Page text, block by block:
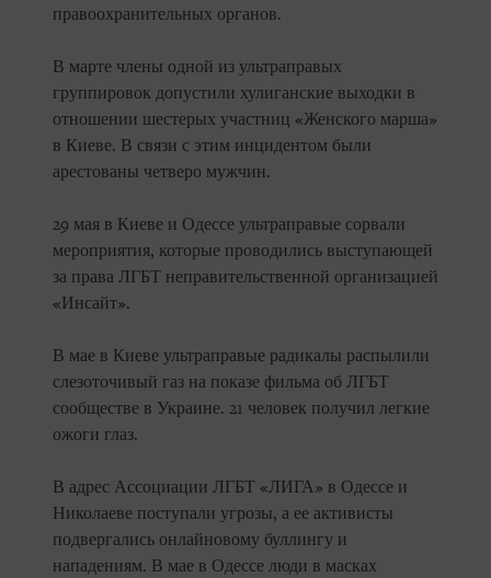
правоохранительных органов.
В марте члены одной из ультраправых
группировок допустили хулиганские выходки в
отношении шестерых участниц «Женского марша»
в Киеве. В связи с этим инцидентом были
арестованы четверо мужчин.
29 мая в Киеве и Одессе ультраправые сорвали
мероприятия, которые проводились выступающей
за права ЛГБТ неправительственной организацией
«Инсайт».
В мае в Киеве ультраправые радикалы распылили
слезоточивый газ на показе фильма об ЛГБТ
сообществе в Украине. 21 человек получил легкие
ожоги глаз.
В адрес Ассоциации ЛГБТ «ЛИГА» в Одессе и
Николаеве поступали угрозы, а ее активисты
подвергались онлайновому буллингу и
нападениям. В мае в Одессе люди в масках